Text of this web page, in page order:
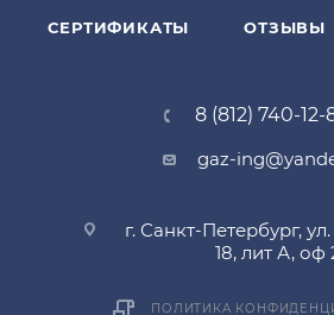
СЕРТИФИКАТЫ ОТЗЫВЫ
8 (812) 740-12-
gaz-
г. Санкт-Петербург,
18, лит А, оф
ПОЛИТИКА